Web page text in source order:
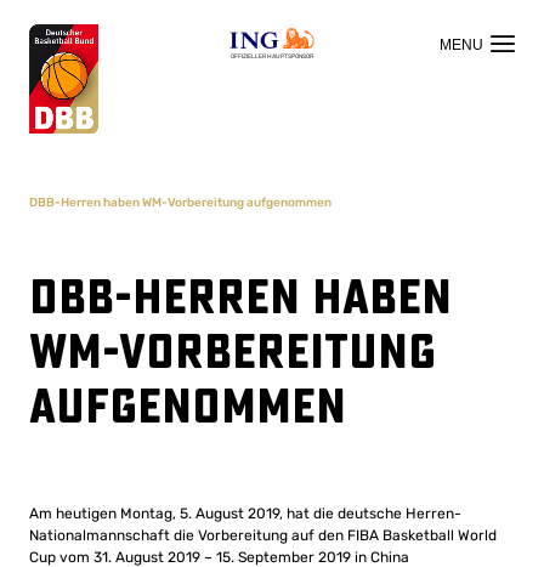
OFFIZIELLER HAUPTSPONSOR
DBB-Herren haben WM-Vorbereitung aufgenommen
DBB-Herren haben
WM-Vorbereitung
aufgenommen
Am heutigen Montag, 5. August 2019, hat die deutsche Herren-
Nationalmannschaft die Vorbereitung auf den FIBA Basketball World
Cup vom 31. August 2019 – 15. September 2019 in China